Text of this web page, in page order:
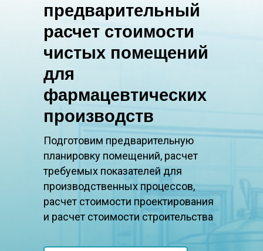
предварительный
расчет стоимости
чистых помещений
для
фармацевтических
производств
Подготовим предварительную
планировку помещений, расчет
требуемых показателей для
производственных процессов,
расчет стоимости проектирования
и расчет стоимости строительства